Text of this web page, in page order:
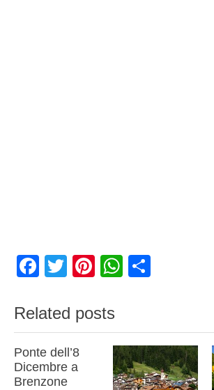
Facebook
TwitterPinterest
WhatsApp
Related posts
Ponte dell’8
Dicembre a
Brenzone